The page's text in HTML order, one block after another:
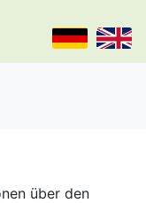
über den